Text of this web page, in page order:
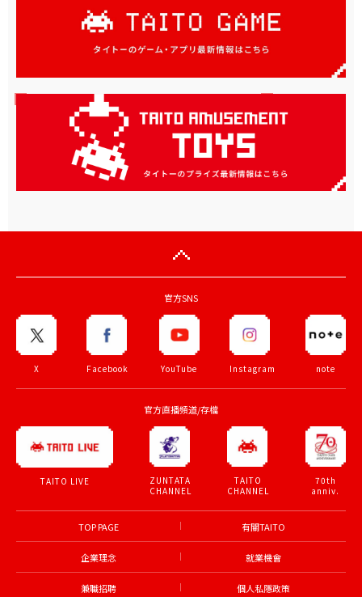
官方SNS
X Facebook YouTube Instagram note
官方直播頻道/存檔
TAITO LIVE
ZUNTATA
CHANNEL
TAITO
CHANNEL
70th
anniv.
TOP PAGE 有關TAITO
企業理念 就業機會
兼職招聘 個人私隱政策